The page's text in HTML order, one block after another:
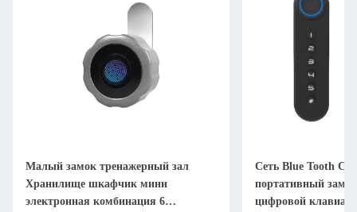
Малый замок тренажерный зал
Хранилище шкафчик мини
электронная комбинация 6
Сеть Blue Tooth
портативный
цифровой